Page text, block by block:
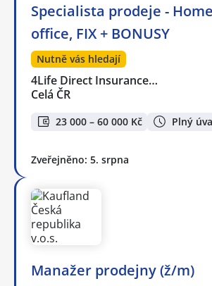
Specialista prodeje - Home
office, FIX + BONUSY
Nutně vás hledají
4Life Direct Insurance…
Celá ČR
23 000 – 60 000 Kč Plný
Zveřejněno: 5. srpna
Manažer prodejny (ž/m)